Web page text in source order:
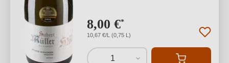
8,00 €*
10,67 €/L (0,75 L)
1